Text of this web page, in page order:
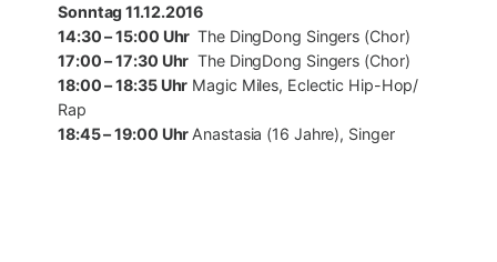
Sonntag 11.12.2016
14:30 – 15:00 Uhr The DingDong Singers (Chor)
17:00 – 17:30 Uhr The DingDong Singers (Chor)
18:00 – 18:35 Uhr Magic Miles, Eclectic Hip-Hop/
Rap
18:45 – 19:00 Uhr Anastasia (16 Jahre), Singer